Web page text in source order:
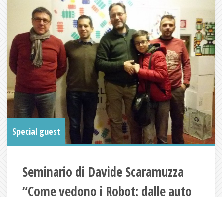
Special guest
Seminario di Davide Scaramuzza
“Come vedono i Robot: dalle auto